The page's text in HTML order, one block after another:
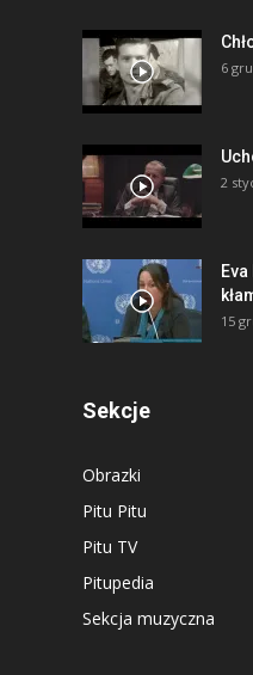
6
2
15
Sekcje
Obrazki
Pitu Pitu
Pitu TV
Pitupedia
Sekcja muzyczna